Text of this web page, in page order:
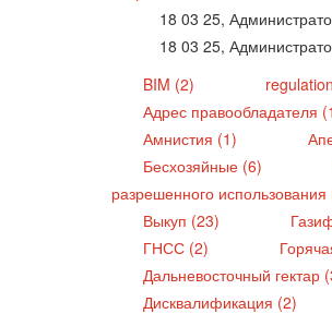
18 03 25,
18 03 25,
BIM (2)
Адрес правообладателя
Амнистия (1)
Бесхозяйные (6)
разрешенного использования
Выкуп (23)
ГНСС (2)
Дальневосточный гектар
Дисквалификация (2)